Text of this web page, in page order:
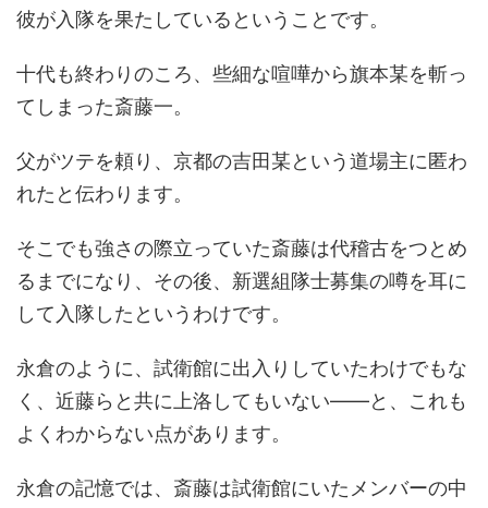
彼が入隊を果たしているということです。
十代も終わりのころ、些細な喧嘩から旗本某を斬っ
てしまった斎藤一。
父がツテを頼り、京都の吉田某という道場主に匿わ
れたと伝わります。
そこでも強さの際立っていた斎藤は代稽古をつとめ
るまでになり、その後、新選組隊士募集の噂を耳に
して入隊したというわけです。
永倉のように、試衛館に出入りしていたわけでもな
く、近藤らと共に上洛してもいない――と、これも
よくわからない点があります。
永倉の記憶では、斎藤は試衛館にいたメンバーの中